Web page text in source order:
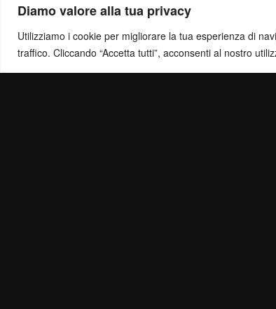
Diamo valore alla tua privacy
Utilizziamo i cookie per migliorare la tua esperienza di
traffico. Cliccando “Accetta tutti”, acconsenti al nostro